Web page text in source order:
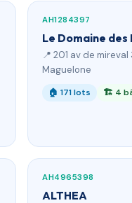
AH1284397
Le Domaine des
📍 201 av de
Maguelone
🏠 171 lots 🏗 4
AH4965398
ALTHEA